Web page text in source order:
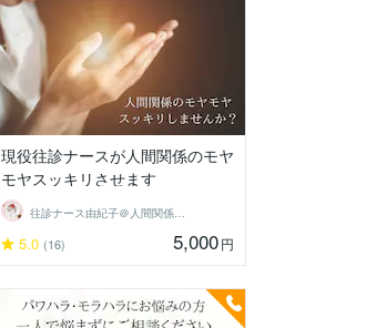
現役往診ナースが人間関係のモヤ
モヤスッキリさせます
5.0 (16) 5,000円